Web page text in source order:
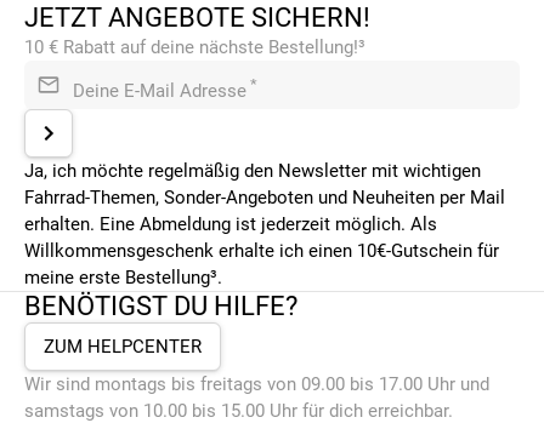
JETZT ANGEBOTE SICHERN!
10 € Rabatt auf deine nächste Bestellung!³
Deine E-Mail Adresse *
Ja, ich möchte regelmäßig den Newsletter mit wichtigen
Fahrrad-Themen, Sonder-Angeboten und Neuheiten per Mail
erhalten. Eine Abmeldung ist jederzeit möglich. Als
Willkommensgeschenk erhalte ich einen 10€-Gutschein für
meine erste Bestellung³.
BENÖTIGST DU HILFE?
ZUM HELPCENTER
Wir sind montags bis freitags von 09.00 bis 17.00 Uhr und
samstags von 10.00 bis 15.00 Uhr für dich erreichbar.